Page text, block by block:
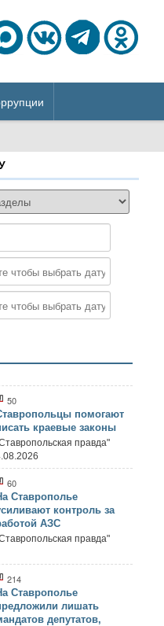
50
помогают
краевые законы
правда"
60
Ставрополье
контроль за
АЗС
правда"
214
Ставрополье
лишать
депутатов,